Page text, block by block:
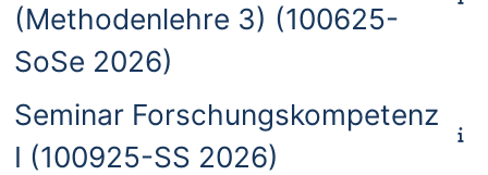
(Methodenlehre 3) (100625-
SoSe 2026)
Seminar Forschungskompetenz
I (100925-SS 2026)